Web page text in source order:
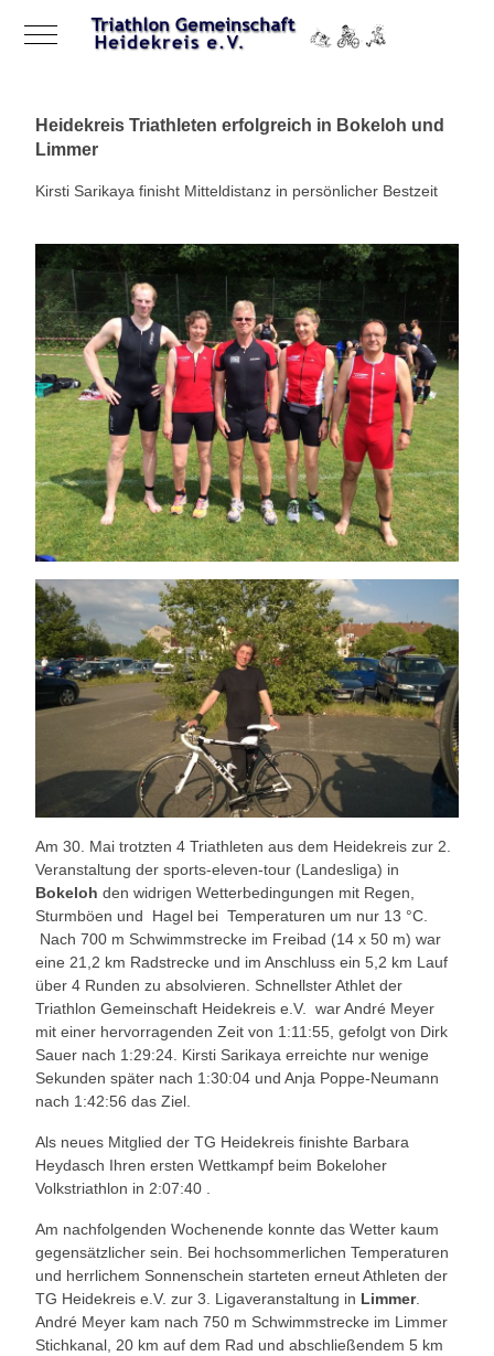
Mobile Menu Toggle
Heidekreis Triathleten erfolgreich in Bokeloh und
Limmer
Kirsti Sarikaya finisht Mitteldistanz in persönlicher Bestzeit
Am 30. Mai trotzten 4 Triathleten aus dem Heidekreis zur 2.
Veranstaltung der sports-eleven-tour (Landesliga) in
Bokeloh den widrigen Wetterbedingungen mit Regen,
Sturmböen und Hagel bei Temperaturen um nur 13 °C.
Nach 700 m Schwimmstrecke im Freibad (14 x 50 m) war
eine 21,2 km Radstrecke und im Anschluss ein 5,2 km Lauf
über 4 Runden zu absolvieren. Schnellster Athlet der
Triathlon Gemeinschaft Heidekreis e.V. war André Meyer
mit einer hervorragenden Zeit von 1:11:55, gefolgt von Dirk
Sauer nach 1:29:24. Kirsti Sarikaya erreichte nur wenige
Sekunden später nach 1:30:04 und Anja Poppe-Neumann
nach 1:42:56 das Ziel.
Als neues Mitglied der TG Heidekreis finishte Barbara
Heydasch Ihren ersten Wettkampf beim Bokeloher
Volkstriathlon in 2:07:40 .
Am nachfolgenden Wochenende konnte das Wetter kaum
gegensätzlicher sein. Bei hochsommerlichen Temperaturen
und herrlichem Sonnenschein starteten erneut Athleten der
TG Heidekreis e.V. zur 3. Ligaveranstaltung in Limmer.
André Meyer kam nach 750 m Schwimmstrecke im Limmer
Stichkanal, 20 km auf dem Rad und abschließendem 5 km